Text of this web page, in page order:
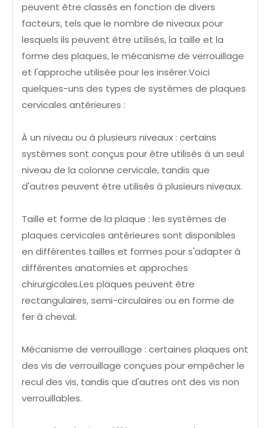
peuvent être classés en fonction de divers
facteurs, tels que le nombre de niveaux pour
lesquels ils peuvent être utilisés, la taille et la
forme des plaques, le mécanisme de verrouillage
et l'approche utilisée pour les insérer.Voici
quelques-uns des types de systèmes de plaques
cervicales antérieures :
À un niveau ou à plusieurs niveaux : certains
systèmes sont conçus pour être utilisés à un seul
niveau de la colonne cervicale, tandis que
d'autres peuvent être utilisés à plusieurs niveaux.
Taille et forme de la plaque : les systèmes de
plaques cervicales antérieures sont disponibles
en différentes tailles et formes pour s'adapter à
différentes anatomies et approches
chirurgicales.Les plaques peuvent être
rectangulaires, semi-circulaires ou en forme de
fer à cheval.
Mécanisme de verrouillage : certaines plaques ont
des vis de verrouillage conçues pour empêcher le
recul des vis, tandis que d'autres ont des vis non
verrouillables.